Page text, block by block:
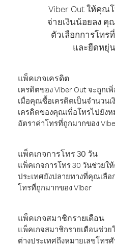
Viber Out ให้คุณ
จ่ายเงินน้อยลง คุ
ตัวเลือกการโทร
และยืดหยุ่
แพ็คเกจเครดิต
เครดิตของ Viber Out จะถูก
เมื่อคุณซื้อเครดิตเป็นจำนวน
เครดิตของคุณเพื่อโทรไปยัง
อัตราค่าโทรที่ถูกมากของ
แพ็คเกจการโทร 30 วัน
แพ็คเกจการโทร 30 วันช่วย
ประเทศยังปลายทางที่คุณเลือ
โทรที่ถูกมากของ Viber
แพ็คเกจสมาชิกรายเดือน
แพ็คเกจสมาชิกรายเดือนช่ว
ต่างประเทศถึงหมายเลขโท